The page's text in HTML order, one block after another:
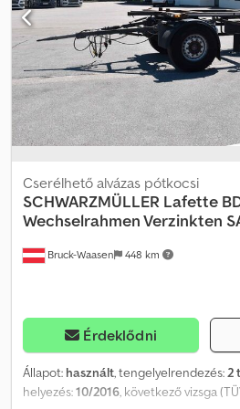
Bruck-Waasen 448 km
Cserélhető alvázas pótkocsi
SCHWARZMÜLLER Lafette
Wechselrahmen Verzinkten
Érdeklődni
Állapot: használt, tengelyelrendezés:2
helyezés:10/2016, következő vizsga